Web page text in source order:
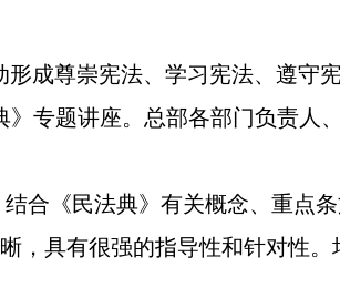
成尊崇宪法、学习宪法、遵守
专题讲座。总部各部门负责人
合《民法典》有关概念、重点
，具有很强的指导性和针对性。